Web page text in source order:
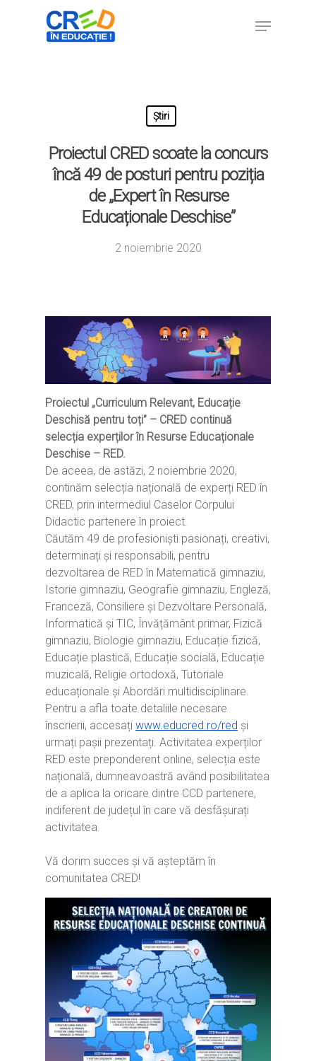
Știri
Proiectul CRED scoate la concurs
încă 49 de posturi pentru poziția
de „Expert în Resurse
Educaționale Deschise”
2 noiembrie 2020
Proiectul „Curriculum Relevant, Educație
Deschisă pentru toți” – CRED continuă
selecția experților în Resurse Educaționale
Deschise – RED.
De aceea, de astăzi, 2 noiembrie 2020,
continăm selecția națională de experți RED în
CRED, prin intermediul Caselor Corpului
Didactic partenere în proiect.
Căutăm 49 de profesioniști pasionați, creativi,
determinați și responsabili, pentru
dezvoltarea de RED în Matematică gimnaziu,
Istorie gimnaziu, Geografie gimnaziu, Engleză,
Franceză, Consiliere și Dezvoltare Personală,
Informatică și TIC, Învățământ primar, Fizică
gimnaziu, Biologie gimnaziu, Educație fizică,
Educație plastică, Educație socială, Educație
muzicală, Religie ortodoxă, Tutoriale
educaționale și Abordări multidisciplinare.
Pentru a afla toate detaliile necesare
înscrierii, accesați www.educred.ro/red și
urmați pașii prezentați. Activitatea experților
RED este preponderent online, selecția este
națională, dumneavoastră având posibilitatea
de a aplica la oricare dintre CCD partenere,
indiferent de județul în care vă desfășurați
activitatea.
Vă dorim succes și vă așteptăm în
comunitatea CRED!
Home
Ești cadru didactic?
Vrei să fii formator?
Principii orizontale
Linkuri utile
Glosar
Eu sunt CRED
Despre proiectul CRED
Activitățile CRED
Partenerii CRED
Noutăți
Comunicate
Evenimente
digital.educred.ro
Login